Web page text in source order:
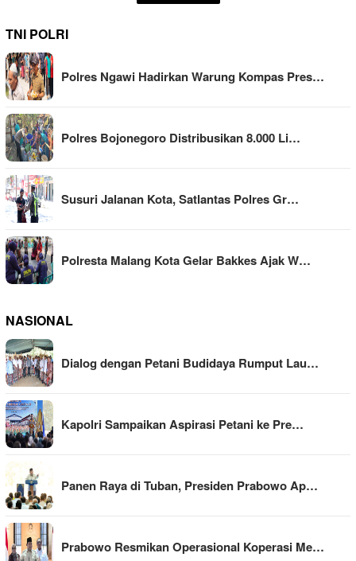
TNI POLRI
Polres Ngawi Hadirkan Warung Kompas Pres…
Polres Bojonegoro Distribusikan 8.000 Li…
Susuri Jalanan Kota, Satlantas Polres Gr…
Polresta Malang Kota Gelar Bakkes Ajak W…
NASIONAL
Dialog dengan Petani Budidaya Rumput Lau…
Kapolri Sampaikan Aspirasi Petani ke Pre…
Panen Raya di Tuban, Presiden Prabowo Ap…
Prabowo Resmikan Operasional Koperasi Me…